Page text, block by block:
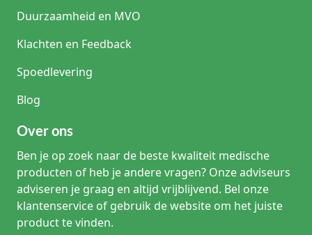
Duurzaamheid en MVO
Klachten en Feedback
Spoedlevering
Blog
Over ons
Ben je op zoek naar de beste kwaliteit medische
producten of heb je andere vragen? Onze adviseurs
adviseren je graag en altijd vrijblijvend. Bel onze
klantenservice of gebruik de website om het juiste
product te vinden.